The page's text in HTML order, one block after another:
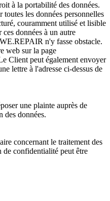
à la portabilité des données.
les données personnelles
couramment utilisé et lisible
données à un autre
n'y fasse obstacle.
web sur la page
Client peut également envoyer
lettre à l'adresse ci-dessus de
une plainte auprès de
des données.
concernant le traitement des
de confidentialité peut être